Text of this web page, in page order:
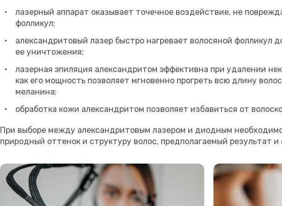
лазерный аппарат оказывает точечное воздействие, не
фолликул;
александритовый лазер быстро нагревает волосяной фолликул
ее уничтожения;
лазерная эпиляция александритом эффективна при удалении
как его мощность позволяет мгновенно прогреть всю длину
меланина;
обработка кожи александритом позволяет избавиться от
При выборе между александритовым лазером и диодным
природный оттенок и структуру волос, предполагаемый результат